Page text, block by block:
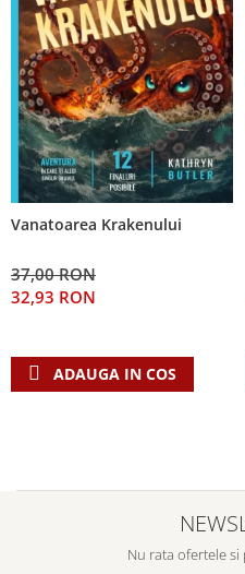
Vanatoarea Krakenului
37,00 RON
32,93 RON
ADAUGA IN COS
Nu rata ofertele